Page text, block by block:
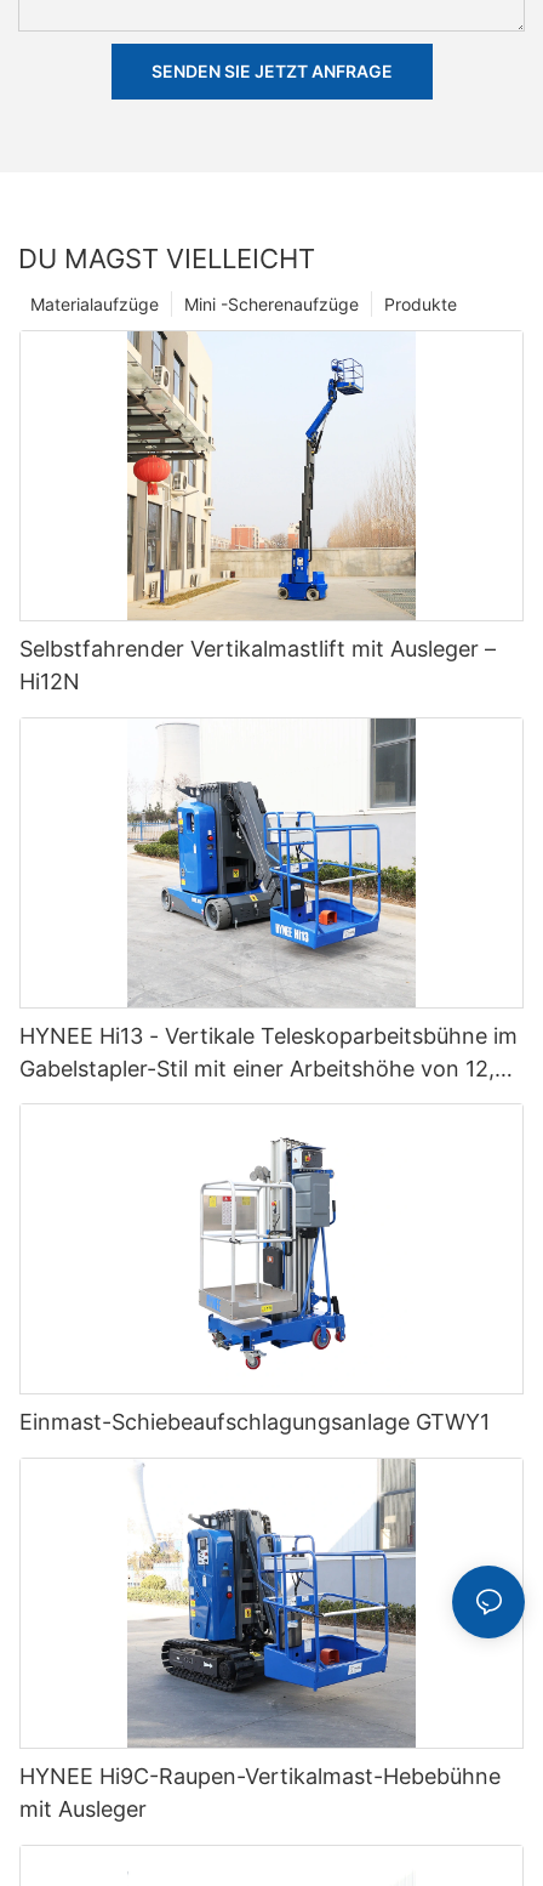
SENDEN SIE JETZT ANFRAGE
DU MAGST VIELLEICHT
Produkte
Mini -Scherenaufzüge
Materialaufzüge
Selbstfahrender Vertikalmastlift mit Ausleger –
Hi12N
HYNEE Hi13 - Vertikale Teleskoparbeitsbühne im
Gabelstapler-Stil mit einer Arbeitshöhe von 12,65
m
Einmast-Schiebeaufschlagungsanlage GTWY1
HYNEE Hi9C-Raupen-Vertikalmast-Hebebühne
mit Ausleger